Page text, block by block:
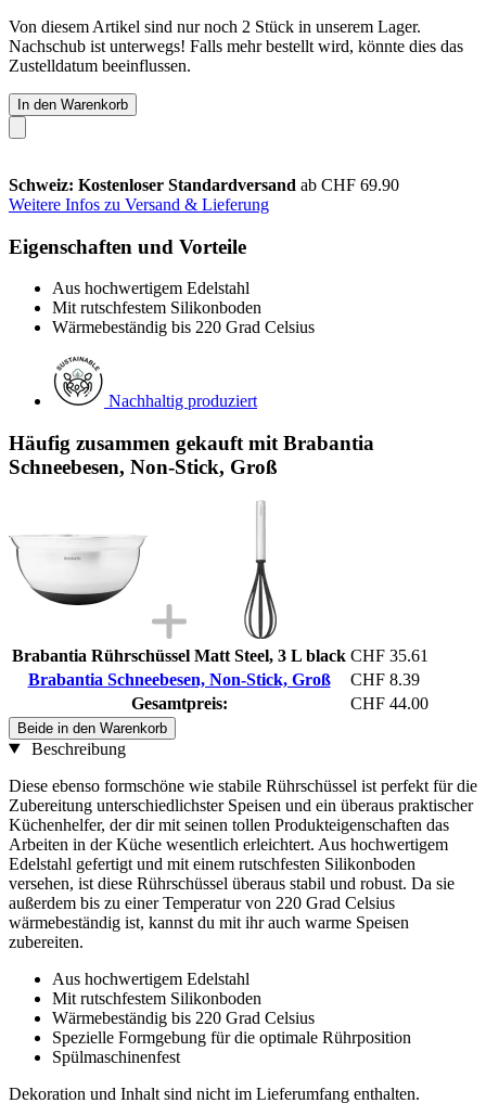
Von diesem Artikel sind nur noch 2 Stück in unserem Lager.
Nachschub ist unterwegs! Falls mehr bestellt wird, könnte dies das
Zustelldatum beeinflussen.
In den Warenkorb
Schweiz: Kostenloser Standardversand ab CHF 69.90
Weitere Infos zu Versand & Lieferung
Eigenschaften und Vorteile
Aus hochwertigem Edelstahl
Mit rutschfestem Silikonboden
Wärmebeständig bis 220 Grad Celsius
Nachhaltig produziert
Häufig zusammen gekauft mit Brabantia
Schneebesen, Non-Stick, Groß
Brabantia Rührschüssel Matt Steel, 3 L black CHF 35.61
Brabantia Schneebesen, Non-Stick, Groß
CHF 8.39
Gesamtpreis:
CHF 44.00
Beide in den Warenkorb
Beschreibung
Diese ebenso formschöne wie stabile Rührschüssel ist perfekt für die
Zubereitung unterschiedlichster Speisen und ein überaus praktischer
Küchenhelfer, der dir mit seinen tollen Produkteigenschaften das
Arbeiten in der Küche wesentlich erleichtert. Aus hochwertigem
Edelstahl gefertigt und mit einem rutschfesten Silikonboden
versehen, ist diese Rührschüssel überaus stabil und robust. Da sie
außerdem bis zu einer Temperatur von 220 Grad Celsius
wärmebeständig ist, kannst du mit ihr auch warme Speisen
zubereiten.
Aus hochwertigem Edelstahl
Mit rutschfestem Silikonboden
Wärmebeständig bis 220 Grad Celsius
Spezielle Formgebung für die optimale Rührposition
Spülmaschinenfest
Dekoration und Inhalt sind nicht im Lieferumfang enthalten.